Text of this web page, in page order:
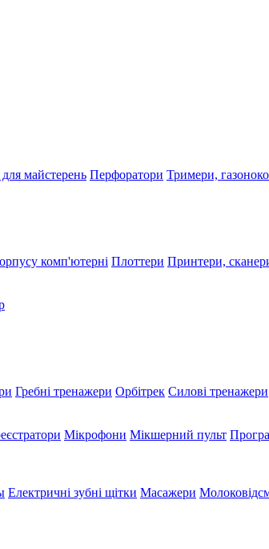
майстерень Перфоратори Тримери,
комп'ютерні Плоттери Принтери,
Гребні тренажери Орбітрек Силові тренажери
Мікрофони Мікшерний пульт
Електричні зубні щітки Масажери